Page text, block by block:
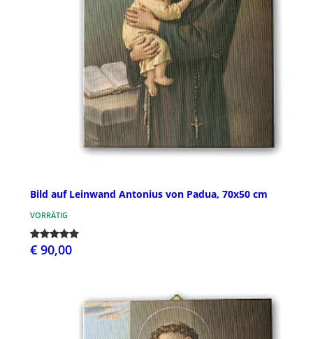
Bild auf Leinwand Antonius von Padua, 70x50 cm
VORRÄTIG
€ 90,00